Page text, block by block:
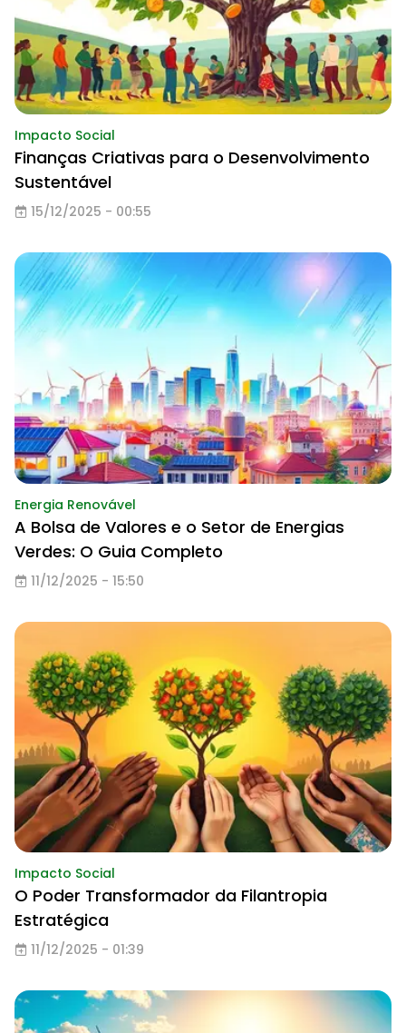
Impacto Social
Finanças Criativas para o Desenvolvimento
Sustentável
15/12/2025 - 00:55
Energia Renovável
A Bolsa de Valores e o Setor de Energias
Verdes: O Guia Completo
11/12/2025 - 15:50
Impacto Social
O Poder Transformador da Filantropia
Estratégica
11/12/2025 - 01:39